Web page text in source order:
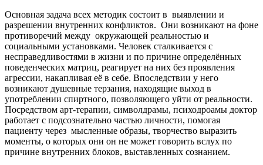
Основная задача всех методик состоит в выявлении и
разрешении внутренних конфликтов. Они возникают на фоне
противоречий между окружающей реальностью и
социальными установками. Человек сталкивается с
несправедливостями в жизни и по причине определённых
поведенческих матриц, реагирует на них без проявления
агрессии, накапливая её в себе. Впоследствии у него
возникают душевные терзания, находящие выход в
употреблении спиртного, позволяющего уйти от реальности.
Посредством арт-терапии, символдрамы, психодроамы доктор
работает с подсознательно частью личности, помогая
пациенту через мысленные образы, творчество выразить
моменты, о которых они он не может говорить вслух по
причине внутренних блоков, выставленных сознанием.